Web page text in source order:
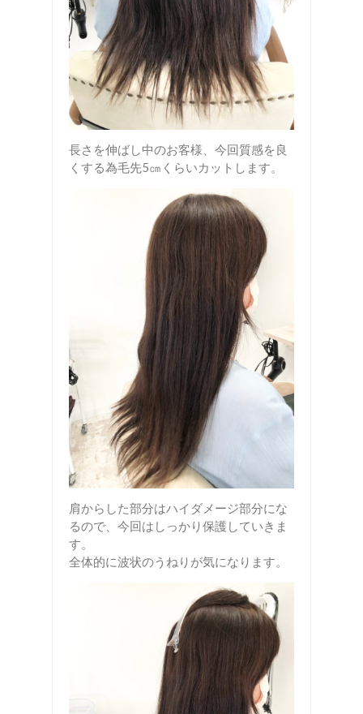
長さを伸ばし中のお客様、今回質感を良
くする為毛先5㎝くらいカットします。
肩からした部分はハイダメージ部分にな
るので、今回はしっかり保護していきま
す。
全体的に波状のうねりが気になります。